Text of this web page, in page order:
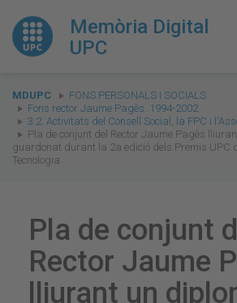
Memòria Digital
UPC
You
are
here:
MDUPC
FONS PERSONALS I SOCIALS
Fons rector Jaume Pagès. 1994-2002
3.2. Activitats del Consell Social, la FPC i
Pla de conjunt del Rector Jaume Pagès
guardonat durant la 2a edició dels Premis UPC
Tecnologia
Pla de conjunt
Rector Jaume
lliurant un